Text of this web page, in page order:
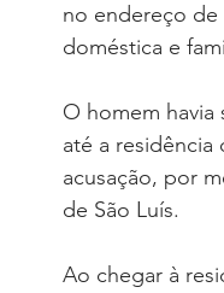
Reforma da Previdência
Desjudicialização Cultural
no endereço de
doméstica e
O homem
até a
acusação, por
de São Luís.
Ao chegar à